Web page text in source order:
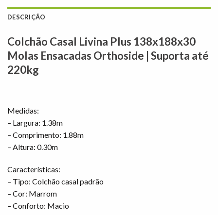
DESCRIÇÃO
Colchão Casal Livina Plus 138x188x30
Molas Ensacadas Orthoside | Suporta até
220kg
Medidas:
– Largura: 1.38m
– Comprimento: 1.88m
– Altura: 0.30m
Características:
– Tipo: Colchão casal padrão
– Cor: Marrom
– Conforto: Macio